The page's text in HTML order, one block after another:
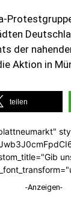
der
Aktion in
teilen
-Anzeigen-